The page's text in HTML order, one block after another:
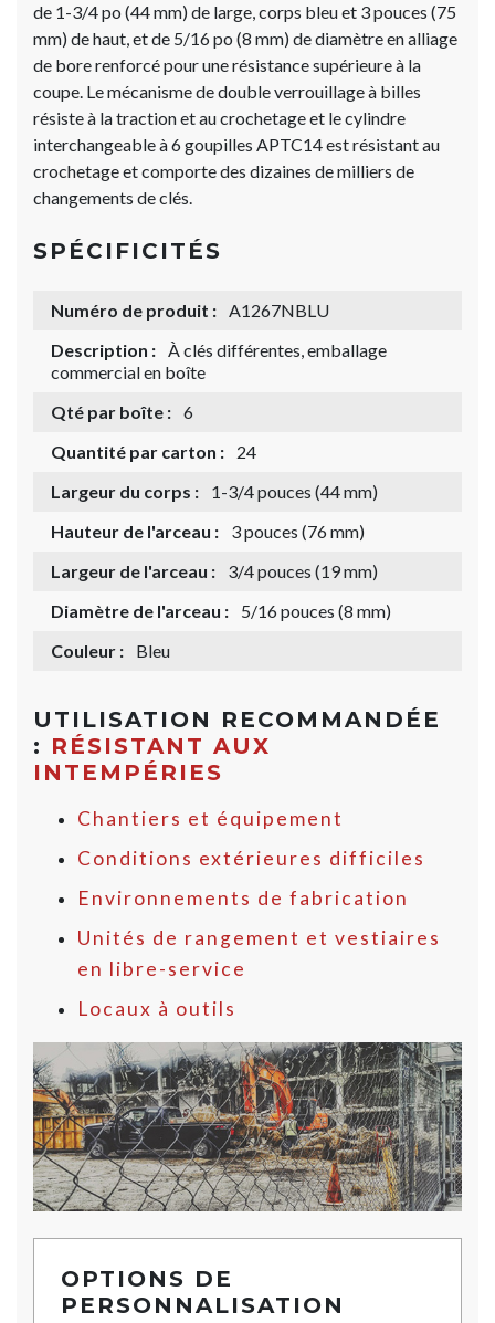
de 1-3/4 po (44 mm) de large, corps bleu et 3 pouces (75
mm) de haut, et de 5/16 po (8 mm) de diamètre en alliage
de bore renforcé pour une résistance supérieure à la
coupe. Le mécanisme de double verrouillage à billes
résiste à la traction et au crochetage et le cylindre
interchangeable à 6 goupilles APTC14 est résistant au
crochetage et comporte des dizaines de milliers de
changements de clés.
SPÉCIFICITÉS
Numéro de produit : A1267NBLU
Description : À clés différentes, emballage
commercial en boîte
Qté par boîte : 6
Quantité par carton :
24
Largeur du corps :
1-3/4 pouces (44 mm)
Hauteur de l'arceau :
3 pouces (76 mm)
Largeur de l'arceau :
3/4 pouces (19 mm)
Diamètre de l'arceau :
5/16 pouces (8 mm)
Couleur :
Bleu
UTILISATION RECOMMANDÉE
: RÉSISTANT AUX
INTEMPÉRIES
Chantiers et équipement
Conditions extérieures difficiles
Environnements de fabrication
Unités de rangement et vestiaires
en libre-service
Locaux à outils
OPTIONS DE
PERSONNALISATION